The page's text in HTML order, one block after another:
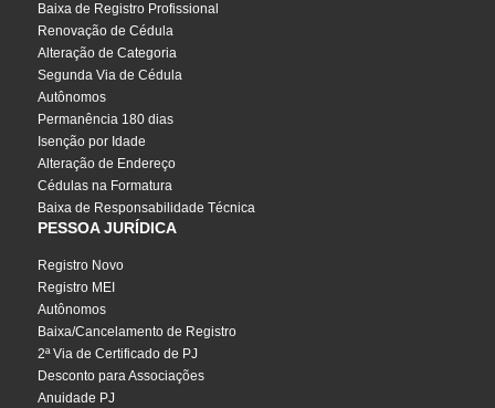
Baixa de Registro Profissional
Renovação de Cédula
Alteração de Categoria
Segunda Via de Cédula
Autônomos
Permanência 180 dias
Isenção por Idade
Alteração de Endereço
Cédulas na Formatura
Baixa de Responsabilidade Técnica
PESSOA JURÍDICA
Registro Novo
Registro MEI
Autônomos
Baixa/Cancelamento de Registro
2ª Via de Certificado de PJ
Desconto para Associações
Anuidade PJ